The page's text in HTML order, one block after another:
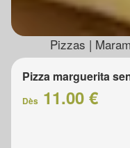
Pizzas |
Pizza marguerita
Dès 11.00 €